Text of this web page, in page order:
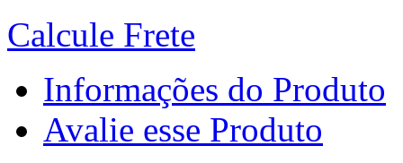
Calcule Frete
Informações do Produto
Avalie esse Produto